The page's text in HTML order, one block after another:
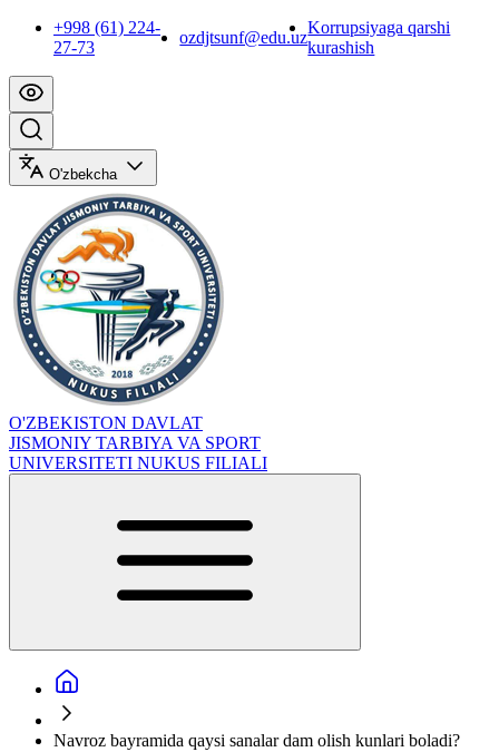
+998 (61) 224-
27-73
ozdjtsunf@edu.uz
Korrupsiyaga qarshi
kurashish
O'zbekcha
O'ZBEKISTON DAVLAT
JISMONIY TARBIYA VA SPORT
UNIVERSITETI NUKUS FILIALI
Navroz bayramida qaysi sanalar dam olish kunlari boladi?